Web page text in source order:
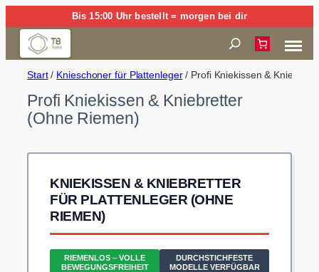
Inhalt
springen
Bis 15:00 Uhr bestellt = morgen bei dir
Suchen
Start/ Knieschoner für Plattenleger/ Profi Kniekissen &
Profi Kniekissen & Kniebretter
(Ohne Riemen)
KNIEKISSEN & KNIEBRETTER
FÜR PLATTENLEGER (OHNE
RIEMEN)
RIEMENLOS – VOLLE
BEWEGUNGSFREIHEIT
DURCHSTICHFESTE
MODELLE VERFÜGBAR